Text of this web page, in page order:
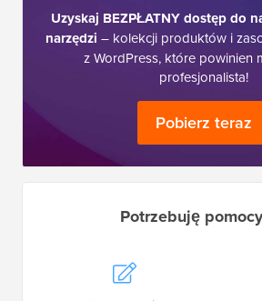
Uzyskaj BEZPŁATNY dostęp do
narzędzi – kolekcji produktów i
z WordPress, które powinien
profesjonalista!
Pobierz teraz
Potrzebuję